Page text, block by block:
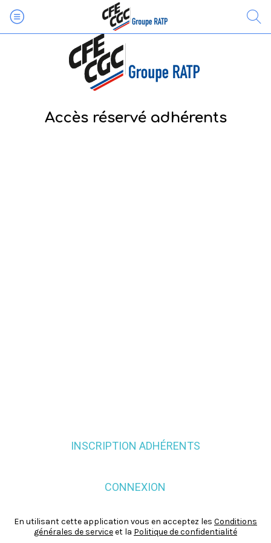
Accès réservé adhérents
INSCRIPTION ADHÉRENTS
CONNEXION
En utilisant cette application vous en acceptez les Conditions
générales de serviceet la Politique de confidentialité